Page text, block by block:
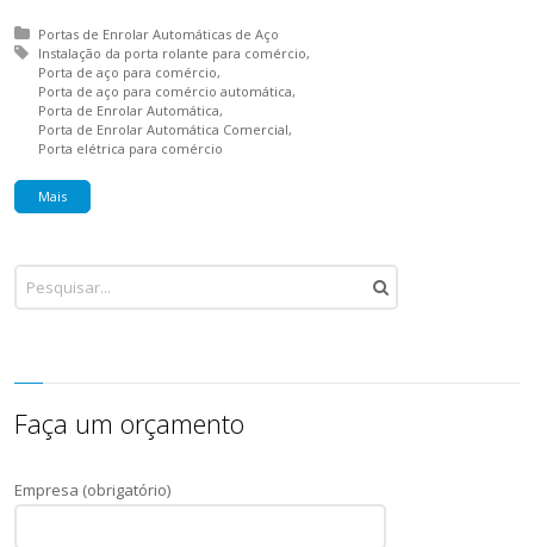
Posted in:
Portas de Enrolar Automáticas de Aço
Tagged with:
Instalação da porta rolante para comércio
Porta de aço para comércio
Porta de aço para comércio automática
Porta de Enrolar Automática
Porta de Enrolar Automática Comercial
Porta elétrica para comércio
Mais
Faça um orçamento
Empresa (obrigatório)